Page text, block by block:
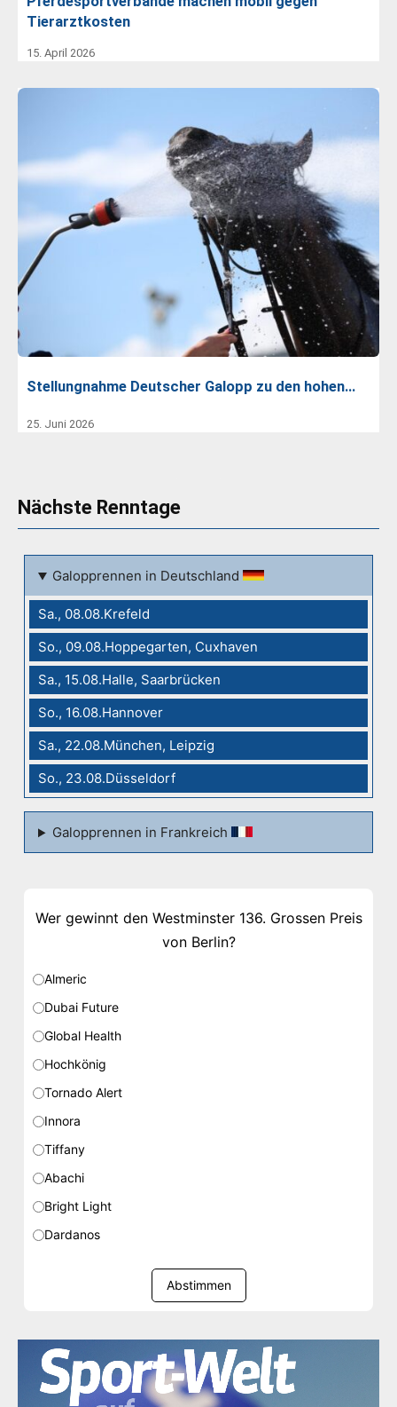
Tierarztkosten
15. April 2026
Stellungnahme Deutscher Galopp zu den hohen…
25. Juni 2026
Nächste Renntage
Galopprennen in Deutschland
Sa., 08.08.Krefeld
So., 09.08.Hoppegarten, Cuxhaven
Sa., 15.08.Halle, Saarbrücken
So., 16.08.Hannover
Sa., 22.08.München, Leipzig
So., 23.08.Düsseldorf
Galopprennen in Frankreich
Wer gewinnt den Westminster 136. Grossen Preis
von Berlin?
Almeric
Dubai Future
Global Health
Hochkönig
Tornado Alert
Innora
Tiffany
Abachi
Bright Light
Dardanos
Abstimmen